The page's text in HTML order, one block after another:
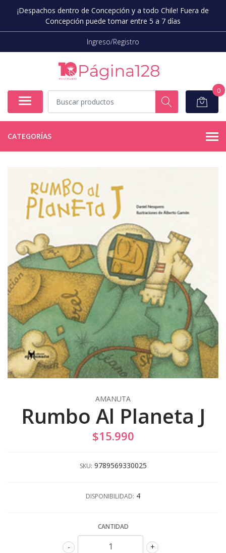
¡Despachos dentro de Concepción y a todo Chile! Fuera de
Concepción puede tomar entre 5 a 7 días
Ingreso/Registro
0
CATEGORÍAS
AMANUTA
Rumbo Al Planeta J
$15.990
SKU: 9789569330025
DISPONIBILIDAD: 4
CANTIDAD
+
-